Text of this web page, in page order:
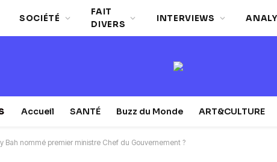
SOCIÉTÉ
FAIT
DIVERS
INTERVIEWS
Accueil SANTÉ Buzz du Monde ART&CULTURE
Bah nommé premier ministre Chef du Gouvernement ?